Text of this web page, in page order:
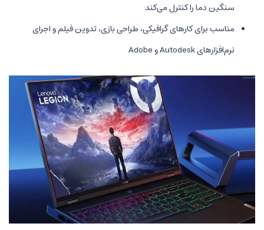
می‌کند
گرافیکی، طراحی بازی، تدوین فیلم و اجرای